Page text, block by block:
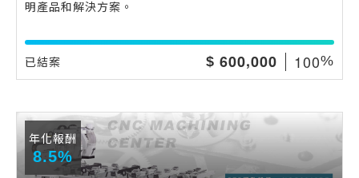
明產品和解決方案。
已結案 $ 600,000 100%
年化報酬
8.5%